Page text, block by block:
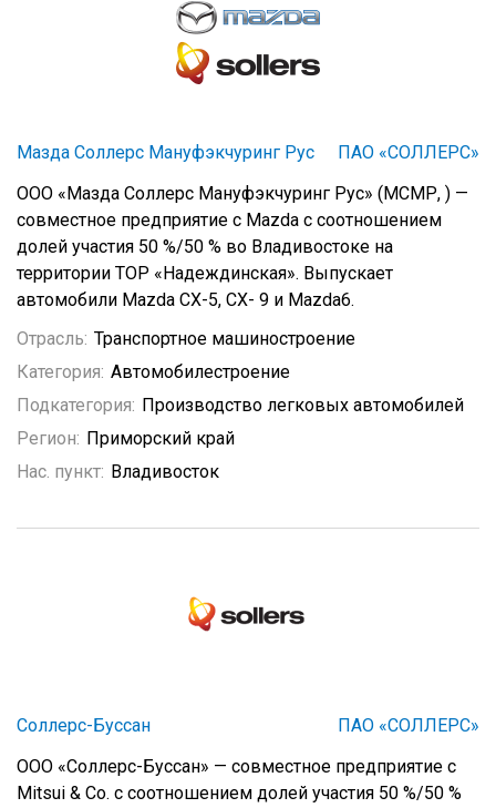
Мазда Соллерс Мануфэкчуринг Рус
ПАО «СОЛЛЕРС»
ООО «Мазда Соллерс Мануфэкчуринг Рус» (МСМР, ) —
совместное предприятие с Mazda с соотношением
долей участия 50 %/50 % во Владивостоке на
территории ТОР «Надеждинская». Выпускает
автомобили Mazda CX-5, CX- 9 и Mazda6.
Отрасль: Транспортное машиностроение
Категория: Автомобилестроение
Подкатегория: Производство легковых автомобилей
Регион: Приморский край
Нас. пункт: Владивосток
Соллерс-Буссан
ПАО «СОЛЛЕРС»
ООО «Соллерс-Буссан» — совместное предприятие с
Mitsui & Co. с соотношением долей участия 50 %/50 %